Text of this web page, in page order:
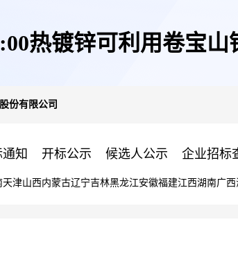
热镀锌可利用卷宝山
份有限公司
知 开标公示 候选人公示 企业招标
天津山西内蒙古辽宁吉林黑龙江安徽福建江西湖南广西